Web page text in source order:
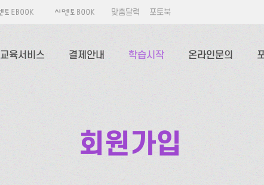
맞춤달력 포토북
교육서비스 결제안내 학습시작 온라인문의
회원가입